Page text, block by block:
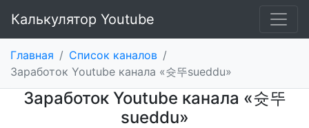
Калькулятор Youtube
Главная / Список каналов /
Заработок Youtube канала «슛뚜sueddu»
Заработок Youtube канала «슛뚜
sueddu»